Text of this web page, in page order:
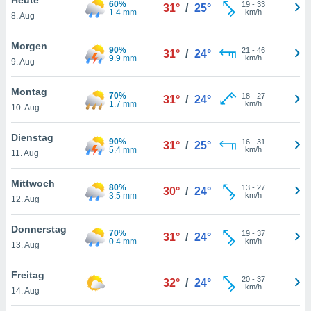
oder
Partner
es uns
das
der
Profil zu
Ihnen
finden
. Sie
jederzeit
Rand
8. Aug
60%
1.4 mm
31° / 25° 19- 33
km/h
Morgen
9. Aug
90%
9.9 mm
31° / 24° 21 - 46
km/h
Montag
10. Aug
70%
1.7 mm
31° / 24° 18- 27
km/h
Dienstag
11. Aug
90%
5.4 mm
31° / 25° 16- 31
km/h
Mittwoch
12. Aug
80%
3.5 mm
30° / 24° 13- 27
km/h
Donnerstag
13. Aug
70%
0.4 mm
31° / 24° 19- 37
km/h
Freitag
14. Aug
32° / 24° 20- 37
km/h